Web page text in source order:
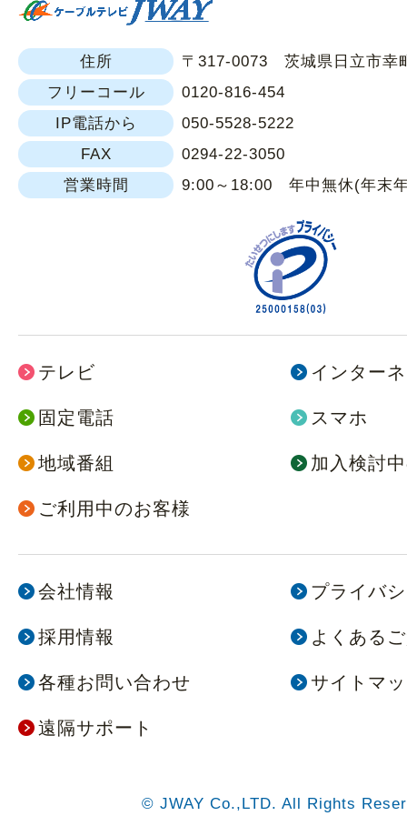
住所
〒317-0073 茨城県日立市幸
フリーコール
0120-816-454
IP電話から
050-5528-5222
FAX
0294-22-3050
営業時間
9:00～18:00 年中無休(年末
テレビ インター
固定電話 スマホ
地域番組 加入検討
ご利用中のお客様
会社情報 プライバ
採用情報 よくある
各種お問い合わせ サイトマ
遠隔サポート
© JWAY Co.,LTD. All Rights